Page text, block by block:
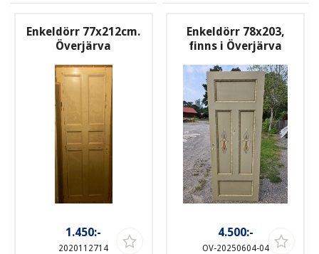
Enkeldörr 77x212cm.
Överjärva
1.450:-
2020112714
Enkeldörr 78x203,
finns i Överjärva
4.500:-
OV-20250604-04